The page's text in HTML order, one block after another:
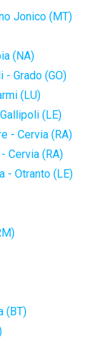
Jonico (MT)
(NA)
- Grado (GO)
(LU)
(LE)
- Cervia (RA)
Cervia (RA)
- Otranto (LE)
(BT)